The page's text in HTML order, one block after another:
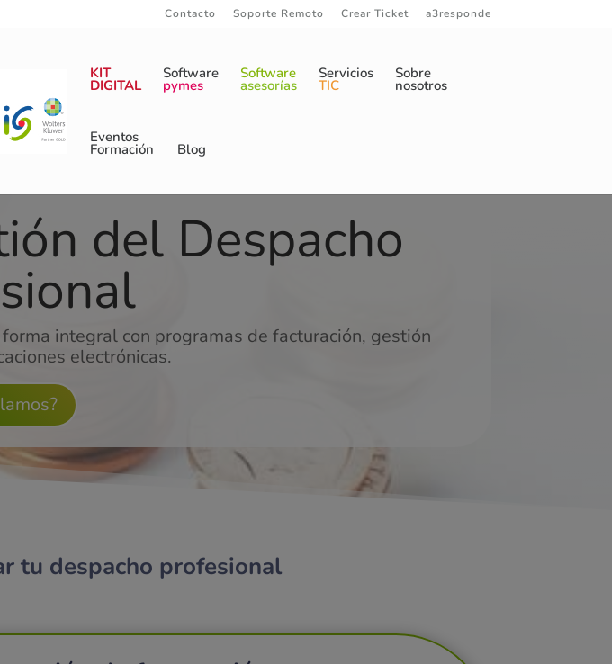
Contacto Soporte Remoto Crear Ticket a3responde
KIT
DIGITAL
Software
pymes
Software
asesorías
Servicios
TIC
Sobre
nosotros
Eventos
Formación Blog
del Despacho
integral con programas de facturación, gestión
electrónicas.
tu despacho profesional